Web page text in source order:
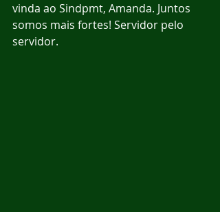
vinda ao Sindpmt, Amanda. Juntos
somos mais fortes! Servidor pelo
servidor.